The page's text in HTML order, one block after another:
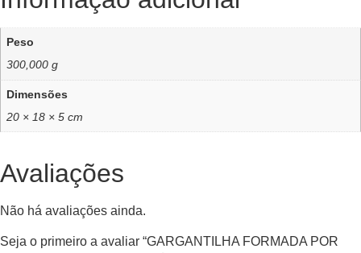
Peso
300,000 g
Dimensões
20 × 18 × 5 cm
Avaliações
Não há avaliações ainda.
Seja o primeiro a avaliar “GARGANTILHA FORMADA POR